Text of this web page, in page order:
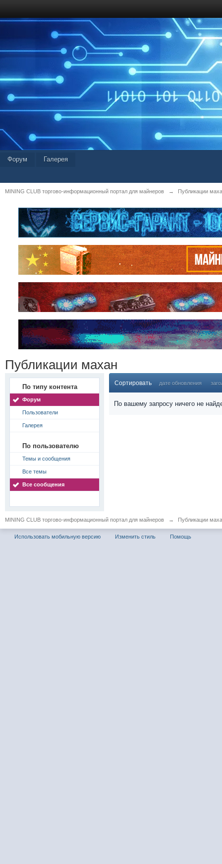
Форум Галерея
MINING CLUB торгово-информационный портал для майнеров → Публикации
Публикации махан
По типу контента
Форум
Пользователи
Галерея
По пользователю
Темы и сообщения
Все темы
Все сообщения
Сортировать дате обновления
По вашему запросу ничего не
MINING CLUB торгово-информационный портал для майнеров → Публикации
Использовать мобильную версию Изменить стиль Помощь